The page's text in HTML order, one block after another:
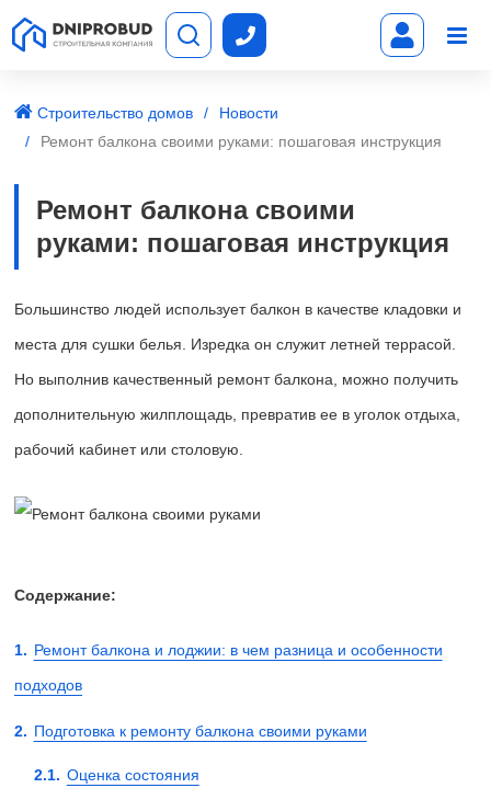
Строительство домов
Новости
Ремонт балкона своими руками: пошаговая инструкция
Ремонт балкона своими
руками: пошаговая инструкция
Большинство людей использует балкон в качестве кладовки и
места для сушки белья. Изредка он служит летней террасой.
Но выполнив качественный ремонт балкона, можно получить
дополнительную жилплощадь, превратив ее в уголок отдыха,
рабочий кабинет или столовую.
Содержание:
Ремонт балкона и лоджии: в чем разница и особенности
подходов
Подготовка к ремонту балкона своими руками
Оценка состояния